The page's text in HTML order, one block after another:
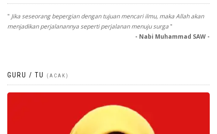
" Jika seseorang bepergian dengan tujuan mencari ilmu, maka Allah akan
menjadikan perjalanannya seperti perjalanan menuju surga "
- Nabi Muhammad SAW -
GURU / TU (ACAK)